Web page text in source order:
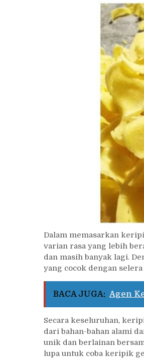
Dalam memasarkan
varian rasa yang lebih
dan masih banyak lagi.
yang cocok dengan
BACA JUGA: Agen
Secara keseluruhan,
dari bahan-bahan alami
unik dan berlainan
lupa untuk coba keripik